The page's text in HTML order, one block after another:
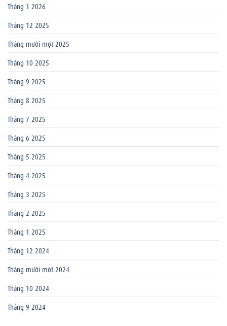
Tháng 1 2026
Tháng 12 2025
Tháng mười một 2025
Tháng 10 2025
Tháng 9 2025
Tháng 8 2025
Tháng 7 2025
Tháng 6 2025
Tháng 5 2025
Tháng 4 2025
Tháng 3 2025
Tháng 2 2025
Tháng 1 2025
Tháng 12 2024
Tháng mười một 2024
Tháng 10 2024
Tháng 9 2024